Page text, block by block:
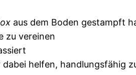
aus dem Boden gestampft
zu vereinen
helfen, handlungsfähig